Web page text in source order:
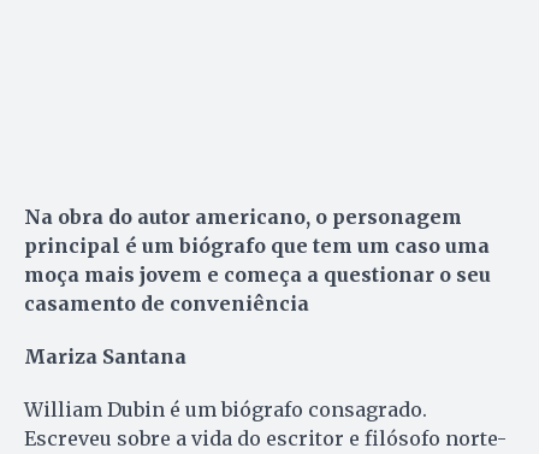
Na obra do autor americano, o personagem
principal é um biógrafo que tem um caso uma
moça mais jovem e começa a questionar o seu
casamento de conveniência
Mariza Santana
William Dubin é um biógrafo consagrado.
Escreveu sobre a vida do escritor e filósofo norte-